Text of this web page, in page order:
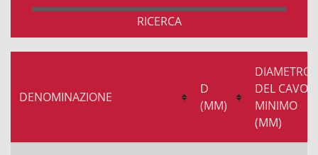
RICERCA
DENOMINAZIONE
D
(MM)
DIAMETRO
DEL CAVO
MINIMO
(MM)